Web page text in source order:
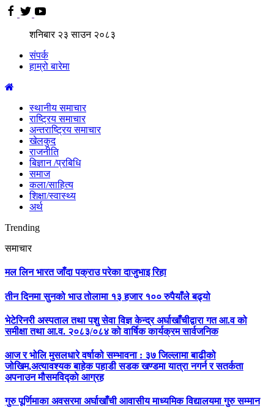
शनिबार २३साउन २०८३
संपर्क
हाम्रो बारेमा
स्थानीय समाचार
राष्ट्रिय समाचार
अन्तराष्ट्रिय समाचार
खेलकुद
राजनीति
बिज्ञान /प्रबिधि
समाज
कला/साहित्य
शिक्षा/स्वास्थ्य
अर्थ
Trending
समाचार
मल लिन भारत जाँदा पक्राउ परेका दाजुभाइ रिहा
तीन दिनमा सुनको भाउ तोलामा १३ हजार १०० रुपैयाँले बढ्यो
भेटेरिनरी अस्पताल तथा पशु सेवा विज्ञ केन्द्र अर्घाखाँचीद्वारा गत आ.व को
समीक्षा तथा आ.व. २०८३/०८४ को वार्षिक कार्यक्रम सार्वजनिक
आज र भोलि मुसलधारे वर्षाको सम्भावना : ३७ जिल्लामा बाढीको
जोखिम,अत्यावश्यक बाहेक पहाडी सडक खण्डमा यात्रा नगर्न र सतर्कता
अपनाउन मौसमविद्काे आग्रह
गुरु पूर्णिमाका अवसरमा अर्घाखाँची आवासीय माध्यमिक विद्यालयमा गुरु सम्मान